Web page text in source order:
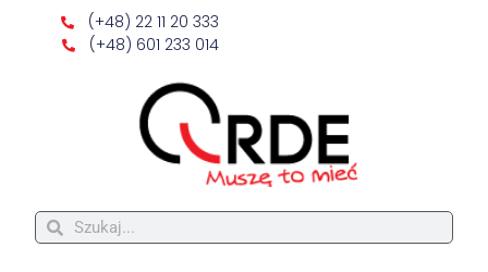
(+48) 22 11 20 333
(+48) 601 233 014